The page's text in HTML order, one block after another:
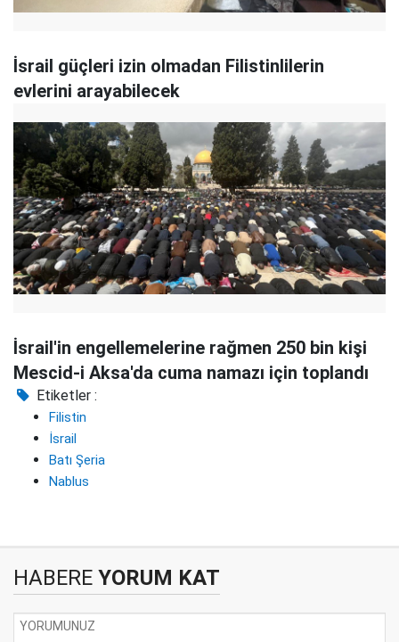
İsrail güçleri izin olmadan Filistinlilerin
evlerini arayabilecek
İsrail'in engellemelerine rağmen 250 bin kişi
Mescid-i Aksa'da cuma namazı için toplandı
Etiketler :
Filistin
İsrail
Batı Şeria
Nablus
HABERE YORUM KAT